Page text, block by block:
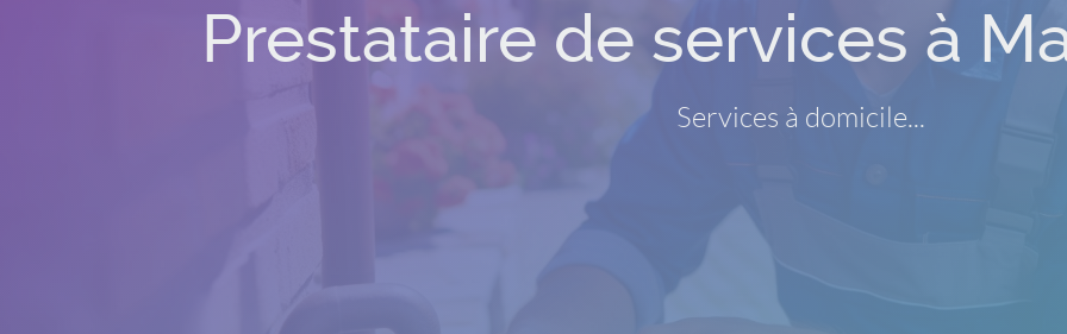
Prestataire de services à
Services à domicile...